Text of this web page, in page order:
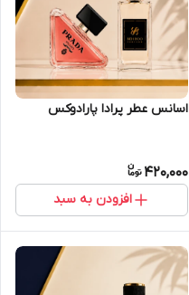
اسانس عطر پرادا پارادوکس
420,000
افزودن به سبد